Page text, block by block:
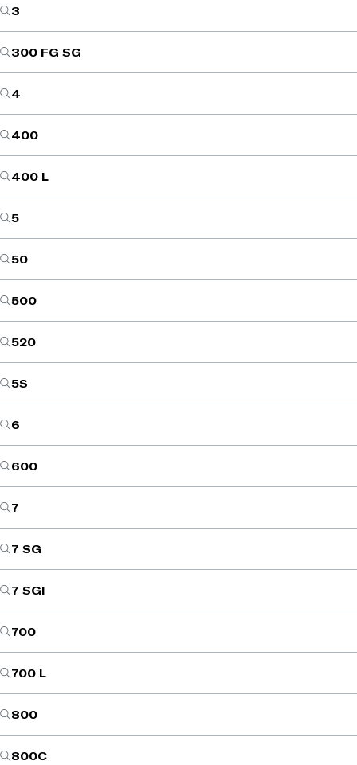
3
300 FG SG
4
400
400 L
5
50
500
520
5S
6
600
7
7 SG
7 SGI
700
700 L
800
800C